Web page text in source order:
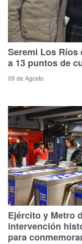
Seremi Los Ríos
a 13 puntos de
09 de Agosto
Ejército y Metro
intervención
para